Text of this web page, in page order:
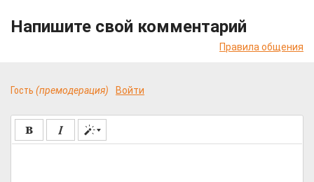
Напишите свой комментарий
Правила общения
Гость (премодерация) Войти